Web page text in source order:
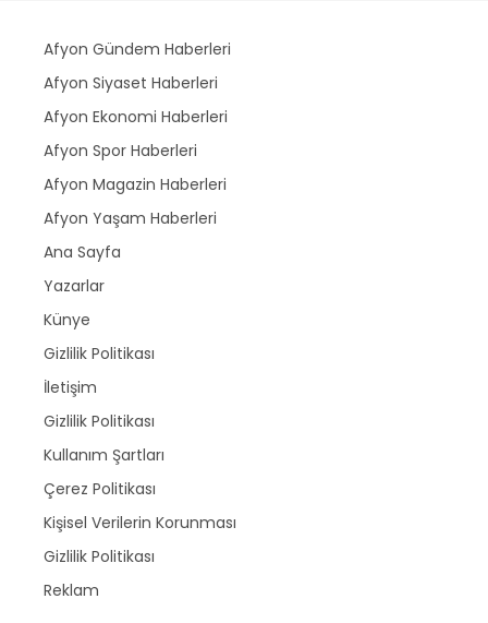
Afyon Gündem Haberleri
Afyon Siyaset Haberleri
Afyon Ekonomi Haberleri
Afyon Spor Haberleri
Afyon Magazin Haberleri
Afyon Yaşam Haberleri
Ana Sayfa
Yazarlar
Künye
Gizlilik Politikası
İletişim
Gizlilik Politikası
Kullanım Şartları
Çerez Politikası
Kişisel Verilerin Korunması
Gizlilik Politikası
Reklam